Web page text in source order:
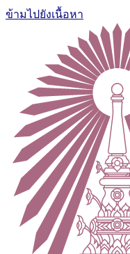
ข้ามไปยังเนื้อหา